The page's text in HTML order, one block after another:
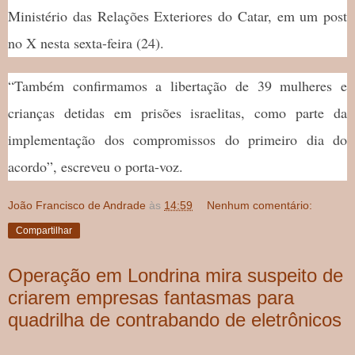
Ministério das Relações Exteriores do Catar, em um post
no X nesta sexta-feira (24).
“Também confirmamos a libertação de 39 mulheres e
crianças detidas em prisões israelitas, como parte da
implementação dos compromissos do primeiro dia do
acordo”, escreveu o porta-voz.
João Francisco de Andrade às 14:59 Nenhum comentário:
Compartilhar
Operação em Londrina mira suspeito de
criarem empresas fantasmas para
quadrilha de contrabando de eletrônicos